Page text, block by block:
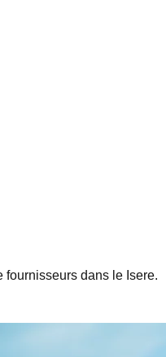
fournisseurs dans le Isere.